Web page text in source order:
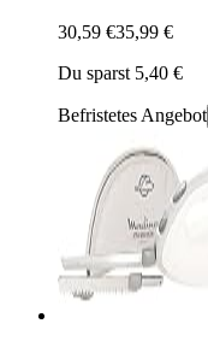
30,59 €35,99 €
Du sparst 5,40 €
Befristetes Angebot